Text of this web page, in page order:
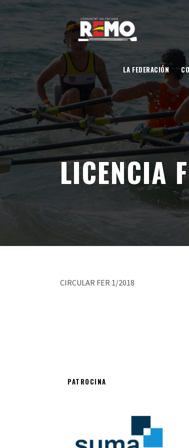
LA FEDERACIÓN
LICENCIA
CIRCULAR FER 1/2018
PATROCINA